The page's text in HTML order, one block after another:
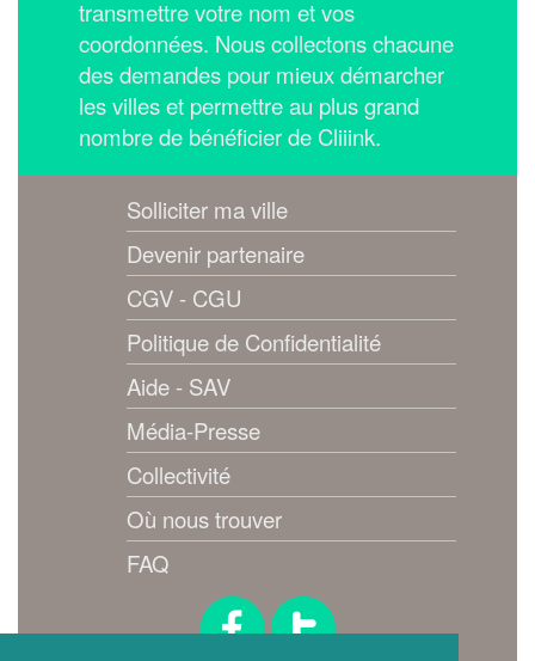
transmettre votre nom et vos
coordonnées. Nous collectons chacune
des demandes pour mieux démarcher
les villes et permettre au plus grand
nombre de bénéficier de Cliiink.
Solliciter ma ville
Devenir partenaire
CGV - CGU
Politique de Confidentialité
Aide - SAV
Média-Presse
Collectivité
Où nous trouver
FAQ